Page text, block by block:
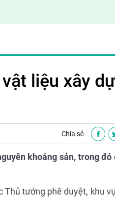
liệu xây
Chia sẻ
khoáng sản, trong đó
tướng phê duyệt, khu